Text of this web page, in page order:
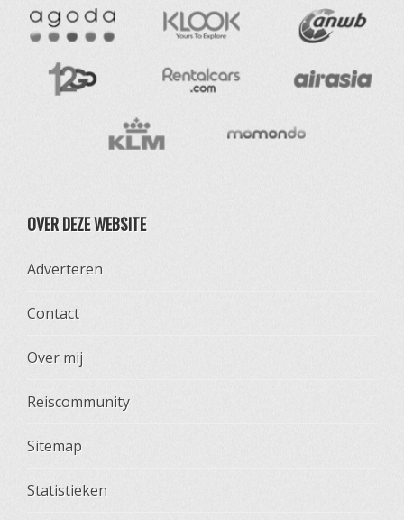
OVER DEZE WEBSITE
Adverteren
Contact
Over mij
Reiscommunity
Sitemap
Statistieken